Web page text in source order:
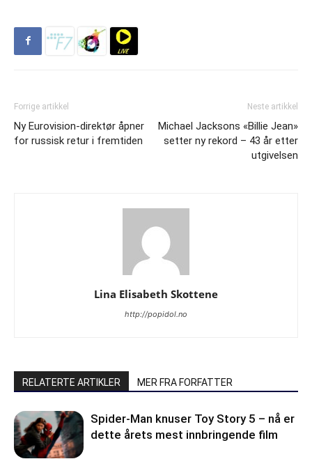
Forrige artikkel
Ny Eurovision-direktør åpner
for russisk retur i fremtiden
Neste artikkel
Michael Jacksons «Billie Jean»
setter ny rekord – 43 år etter
utgivelsen
Lina Elisabeth Skottene
http://popidol.no
RELATERTE ARTIKLER MER FRA FORFATTER
Spider-Man knuser Toy Story 5 – nå er
dette årets mest innbringende film